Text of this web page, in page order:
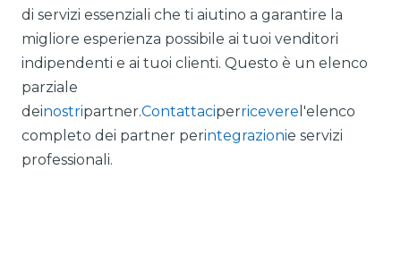
di servizi essenziali che ti aiutino a garantire la
migliore esperienza possibile ai tuoi venditori
indipendenti e ai tuoi clienti. Questo è un elenco
parziale
deinostripartner.Contattaciperricevere l'elenco
completo dei partner perintegrazionie servizi
professionali.